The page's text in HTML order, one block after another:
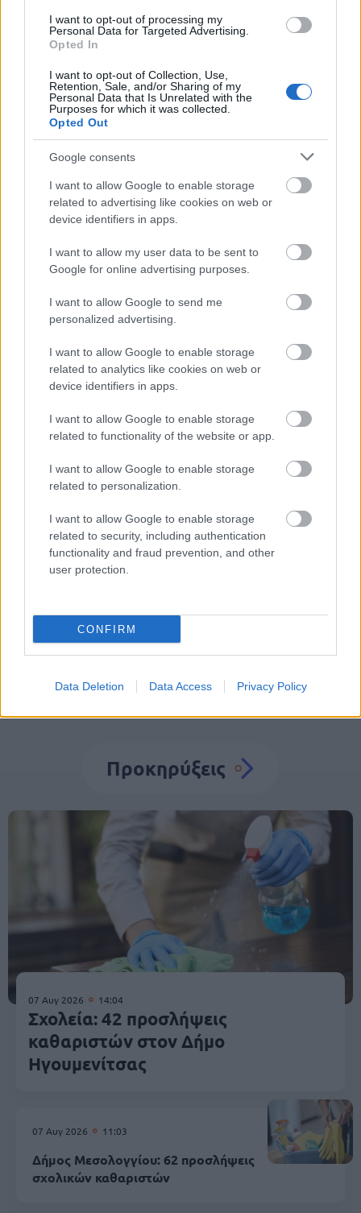
I want to opt-out of processing my
Personal Data for Targeted Advertising.
Opted In
I want to opt-out of Collection, Use,
Retention, Sale, and/or Sharing of my
Personal Data that Is Unrelated with the
Purposes for which it was collected.
Opted Out
Google consents
I want to allow Google to enable storage
related to advertising like cookies on web or
device identifiers in apps.
I want to allow my user data to be sent to
Google for online advertising purposes.
I want to allow Google to send me
personalized advertising.
I want to allow Google to enable storage
related to analytics like cookies on web or
device identifiers in apps.
I want to allow Google to enable storage
related to functionality of the website or app.
I want to allow Google to enable storage
related to personalization.
I want to allow Google to enable storage
related to security, including authentication
functionality and fraud prevention, and other
user protection.
CONFIRM
Data Deletion Data Access Privacy Policy
Δημοφιλείς Ειδήσεις
Ανοικτές 1.779 θέσεις εργασίας στο
Δημόσιο (χωρίς πτυχίο)
ΥΠΕΣ: Προγραμματισμός προσλήψεων
2027 - Παρατείνεται το Β' Στάδιο
Προσλήψεις αναπληρωτών: Περίπου
30.000 ονόματα στην α' φάση
ΔΥΠΑ: Ευκαιρία συνταξιοδότησης για
8.000 ανέργους άνω των 55 ετών –
Ξεκίνησαν οι αιτήσεις
Προκηρύξεις
07 Αυγ 2026 14:04
Σχολεία: 42 προσλήψεις
καθαριστών στον Δήμο
Ηγουμενίτσας
07 Αυγ 2026 11:03
Δήμος Μεσολογγίου: 62 προσλήψεις
σχολικών καθαριστών